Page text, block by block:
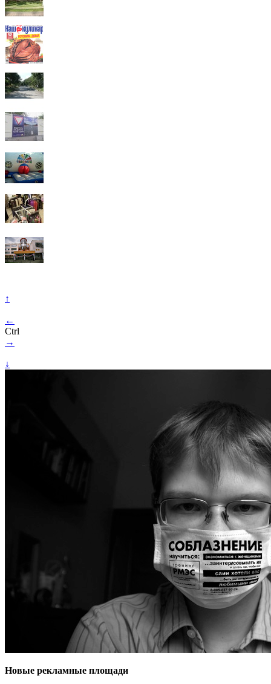
↑
←
Ctrl
→
↓
Новые рекламные площади